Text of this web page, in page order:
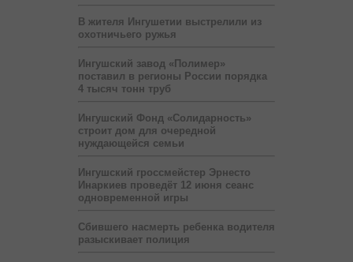
В жителя Ингушетии выстрелили из
охотничьего ружья
Ингушский завод «Полимер»
поставил в регионы России порядка
4 тысяч тонн труб
Ингушский Фонд «Солидарность»
строит дом для очередной
нуждающейся семьи
Ингушский гроссмейстер Эрнесто
Инаркиев проведёт 12 июня сеанс
одновременной игры
Сбившего насмерть ребенка водителя
разыскивает полиция